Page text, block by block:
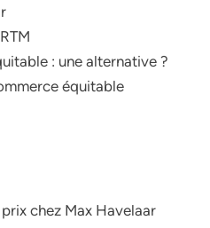
: une alternative ?
équitable
chez Max Havelaar